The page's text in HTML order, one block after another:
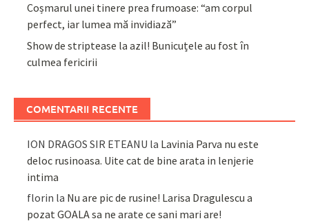
Coșmarul unei tinere prea frumoase: “am corpul
perfect, iar lumea mă invidiază”
Show de striptease la azil! Bunicuțele au fost în
culmea fericirii
COMENTARII RECENTE
ION DRAGOS SIR ETEANU la Lavinia Parva nu este
deloc rusinoasa. Uite cat de bine arata in lenjerie
intima
florin la Nu are pic de rusine! Larisa Dragulescu a
pozat GOALA sa ne arate ce sani mari are!